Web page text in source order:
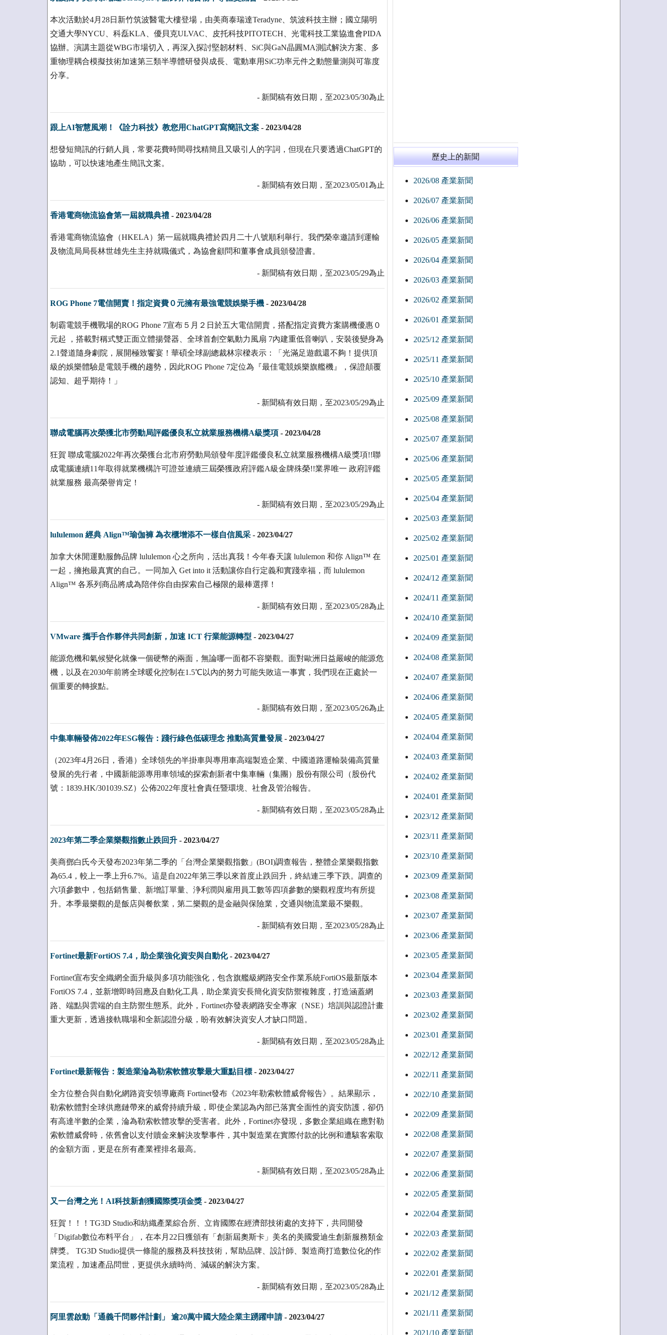
本次活動於4月28日新竹筑波醫電大樓登場，由美商泰瑞達Teradyne、筑波科技主辦；國立陽明
交通大學NYCU、科磊KLA、優貝克ULVAC、皮托科技PITOTECH、光電科技工業協進會PIDA
協辦。演講主題從WBG市場切入，再深入探討堅韌材料、SiC與GaN晶圓MA測試解決方案、多
重物理耦合模擬技術加速第三類半導體研發與成長、電動車用SiC功率元件之動態量測與可靠度
分享。
- 新聞稿有效日期，至2023/05/30為止
跟上AI智慧風潮！《詮力科技》教您用ChatGPT寫簡訊文案- 2023/04/28
想發短簡訊的行銷人員，常要花費時間尋找精簡且又吸引人的字詞，但現在只要透過ChatGPT的
協助，可以快速地產生簡訊文案。
- 新聞稿有效日期，至2023/05/01為止
香港電商物流協會第一屆就職典禮- 2023/04/28
香港電商物流協會（HKELA）第一屆就職典禮於四月二十八號順利舉行。我們榮幸邀請到運輸
及物流局局長林世雄先生主持就職儀式，為協會顧問和董事會成員頒發證書。
- 新聞稿有效日期，至2023/05/29為止
ROG Phone 7電信開賣！指定資費０元擁有最強電競娛樂手機- 2023/04/28
制霸電競手機戰場的ROG Phone 7宣布５月２日於五大電信開賣，搭配指定資費方案購機優惠０
元起 ，搭載對稱式雙正面立體揚聲器、全球首創空氣動力風扇 7內建重低音喇叭，安裝後變身為
2.1聲道隨身劇院，展開極致饗宴！華碩全球副總裁林宗樑表示：「光滿足遊戲還不夠！提供頂
級的娛樂體驗是電競手機的趨勢，因此ROG Phone 7定位為『最佳電競娛樂旗艦機』，保證顛覆
認知、超乎期待！」
- 新聞稿有效日期，至2023/05/29為止
聯成電腦再次榮獲北市勞動局評鑑優良私立就業服務機構A級獎項- 2023/04/28
狂賀 聯成電腦2022年再次榮獲台北市府勞動局頒發年度評鑑優良私立就業服務機構A級獎項!!聯
成電腦連續11年取得就業機構許可證並連續三屆榮獲政府評鑑A級金牌殊榮!!業界唯一 政府評鑑
就業服務 最高榮譽肯定！
- 新聞稿有效日期，至2023/05/29為止
lululemon 經典 Align™瑜伽褲 為衣櫃增添不一樣自信風采- 2023/04/27
加拿大休閒運動服飾品牌 lululemon 心之所向，活出真我！今年春天讓 lululemon 和你 Align™ 在
一起，擁抱最真實的自己。一同加入 Get into it 活動讓你自行定義和實踐幸福，而 lululemon
Align™ 各系列商品將成為陪伴你自由探索自己極限的最棒選擇！
- 新聞稿有效日期，至2023/05/28為止
VMware 攜手合作夥伴共同創新，加速 ICT 行業能源轉型 - 2023/04/27
能源危機和氣候變化就像一個硬幣的兩面，無論哪一面都不容樂觀。面對歐洲日益嚴峻的能源危
機，以及在2030年前將全球暖化控制在1.5℃以內的努力可能失敗這一事實，我們現在正處於一
個重要的轉捩點。
- 新聞稿有效日期，至2023/05/26為止
中集車輛發佈2022年ESG報告：踐行綠色低碳理念 推動高質量發展- 2023/04/27
（2023年4月26日，香港）全球領先的半掛車與專用車高端製造企業、中國道路運輸裝備高質量
發展的先行者，中國新能源專用車領域的探索創新者中集車輛（集團）股份有限公司（股份代
號：1839.HK/301039.SZ）公佈2022年度社會責任暨環境、社會及管治報告。
- 新聞稿有效日期，至2023/05/28為止
2023年第二季企業樂觀指數止跌回升- 2023/04/27
美商鄧白氏今天發布2023年第二季的「台灣企業樂觀指數」(BOI)調查報告，整體企業樂觀指數
為65.4，較上一季上升6.7%。這是自2022年第三季以來首度止跌回升，終結連三季下跌。調查的
六項參數中，包括銷售量、新增訂單量、浄利潤與雇用員工數等四項參數的樂觀程度均有所提
升。本季最樂觀的是飯店與餐飲業，第二樂觀的是金融與保險業，交通與物流業最不樂觀。
- 新聞稿有效日期，至2023/05/28為止
Fortinet最新FortiOS 7.4，助企業強化資安與自動化- 2023/04/27
Fortinet宣布安全織網全面升級與多項功能強化，包含旗艦級網路安全作業系統FortiOS最新版本
FortiOS 7.4，並新增即時回應及自動化工具，助企業資安長簡化資安防禦複雜度，打造涵蓋網
路、端點與雲端的自主防禦生態系。此外，Fortinet亦發表網路安全專家（NSE）培訓與認證計畫
重大更新，透過接軌職場和全新認證分級，盼有效解決資安人才缺口問題。
- 新聞稿有效日期，至2023/05/28為止
Fortinet最新報告：製造業淪為勒索軟體攻擊最大重點目標- 2023/04/27
全方位整合與自動化網路資安領導廠商 Fortinet發布《2023年勒索軟體威脅報告》。結果顯示，
勒索軟體對全球供應鏈帶來的威脅持續升級，即使企業認為內部已落實全面性的資安防護，卻仍
有高達半數的企業，淪為勒索軟體攻擊的受害者。此外，Fortinet亦發現，多數企業組織在應對勒
索軟體威脅時，依舊會以支付贖金來解決攻擊事件，其中製造業在實際付款的比例和遭駭客索取
的金額方面，更是在所有產業裡排名最高。
- 新聞稿有效日期，至2023/05/28為止
又一台灣之光！AI科技新創獲國際獎項金獎- 2023/04/27
狂賀！！！TG3D Studio和紡織產業綜合所、立肯國際在經濟部技術處的支持下，共同開發
「Digifab數位布料平台」，在本月22日獲頒有「創新屆奧斯卡」美名的美國愛迪生創新服務類金
牌獎。 TG3D Studio提供一條龍的服務及科技技術，幫助品牌、設計師、製造商打造數位化的作
業流程，加速產品問世，更提供永續時尚、減碳的解決方案。
- 新聞稿有效日期，至2023/05/28為止
阿里雲啟動「通義千問夥伴計劃」 逾20萬中國大陸企業主踴躍申請- 2023/04/27
歷史上的新聞
2026/08 產業新聞
2026/07 產業新聞
2026/06 產業新聞
2026/05 產業新聞
2026/04 產業新聞
2026/03 產業新聞
2026/02 產業新聞
2026/01 產業新聞
2025/12 產業新聞
2025/11 產業新聞
2025/10 產業新聞
2025/09 產業新聞
2025/08 產業新聞
2025/07 產業新聞
2025/06 產業新聞
2025/05 產業新聞
2025/04 產業新聞
2025/03 產業新聞
2025/02 產業新聞
2025/01 產業新聞
2024/12 產業新聞
2024/11 產業新聞
2024/10 產業新聞
2024/09 產業新聞
2024/08 產業新聞
2024/07 產業新聞
2024/06 產業新聞
2024/05 產業新聞
2024/04 產業新聞
2024/03 產業新聞
2024/02 產業新聞
2024/01 產業新聞
2023/12 產業新聞
2023/11 產業新聞
2023/10 產業新聞
2023/09 產業新聞
2023/08 產業新聞
2023/07 產業新聞
2023/06 產業新聞
2023/05 產業新聞
2023/04 產業新聞
2023/03 產業新聞
2023/02 產業新聞
2023/01 產業新聞
2022/12 產業新聞
2022/11 產業新聞
2022/10 產業新聞
2022/09 產業新聞
2022/08 產業新聞
2022/07 產業新聞
2022/06 產業新聞
2022/05 產業新聞
2022/04 產業新聞
2022/03 產業新聞
2022/02 產業新聞
2022/01 產業新聞
2021/12 產業新聞
2021/11 產業新聞
2021/10 產業新聞